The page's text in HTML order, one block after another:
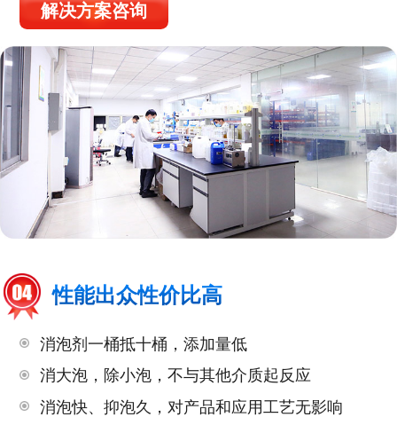
解决方案咨询
性能出众性价比高
消泡剂一桶抵十桶，添加量低
消大泡，除小泡，不与其他介质起反应
消泡快、抑泡久，对产品和应用工艺无影响